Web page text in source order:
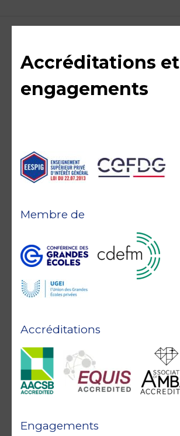
Accréditations et
engagements
Accréditations
Membre de
Engagements